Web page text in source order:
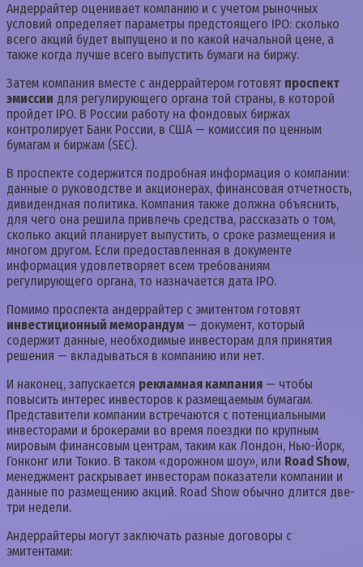
Андеррайтер оценивает компанию и с учетом рыночных
условий определяет параметры предстоящего IPO: сколько
всего акций будет выпущено и по какой начальной цене, а
также когда лучше всего выпустить бумаги на биржу.
Затем компания вместе с андеррайтером готовят проспект
эмиссии для регулирующего органа той страны, в которой
пройдет IPO. В России работу на фондовых биржах
контролирует Банк России, в США — комиссия по ценным
бумагам и биржам (SEC).
В проспекте содержится подробная информация о компании:
данные о руководстве и акционерах, финансовая отчетность,
дивидендная политика. Компания также должна объяснить,
для чего она решила привлечь средства, рассказать о том,
сколько акций планирует выпустить, о сроке размещения и
многом другом. Если предоставленная в документе
информация удовлетворяет всем требованиям
регулирующего органа, то назначается дата IPO.
Помимо проспекта андеррайтер с эмитентом готовят
инвестиционный меморандум — документ, который
содержит данные, необходимые инвесторам для принятия
решения — вкладываться в компанию или нет.
И наконец, запускается рекламная кампания — чтобы
повысить интерес инвесторов к размещаемым бумагам.
Представители компании встречаются с потенциальными
инвесторами и брокерами во время поездки по крупным
мировым финансовым центрам, таким как Лондон, Нью-Йорк,
Гонконг или Токио. В таком «дорожном шоу», или Road Show,
менеджмент раскрывает инвесторам показатели компании и
данные по размещению акций. Road Show обычно длится две-
три недели.
Андеррайтеры могут заключать разные договоры с
эмитентами: